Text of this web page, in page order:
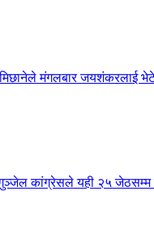
लामिछानेले मंगलबार
कांग्रेसले यही २५